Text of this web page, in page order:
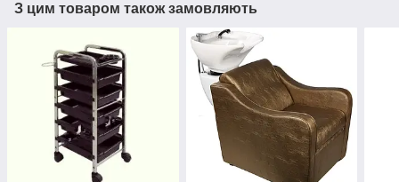
З цим товаром також замовляють